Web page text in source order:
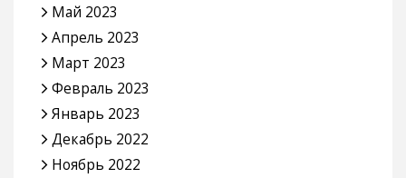
Май 2023
Апрель 2023
Март 2023
Февраль 2023
Январь 2023
Декабрь 2022
Ноябрь 2022